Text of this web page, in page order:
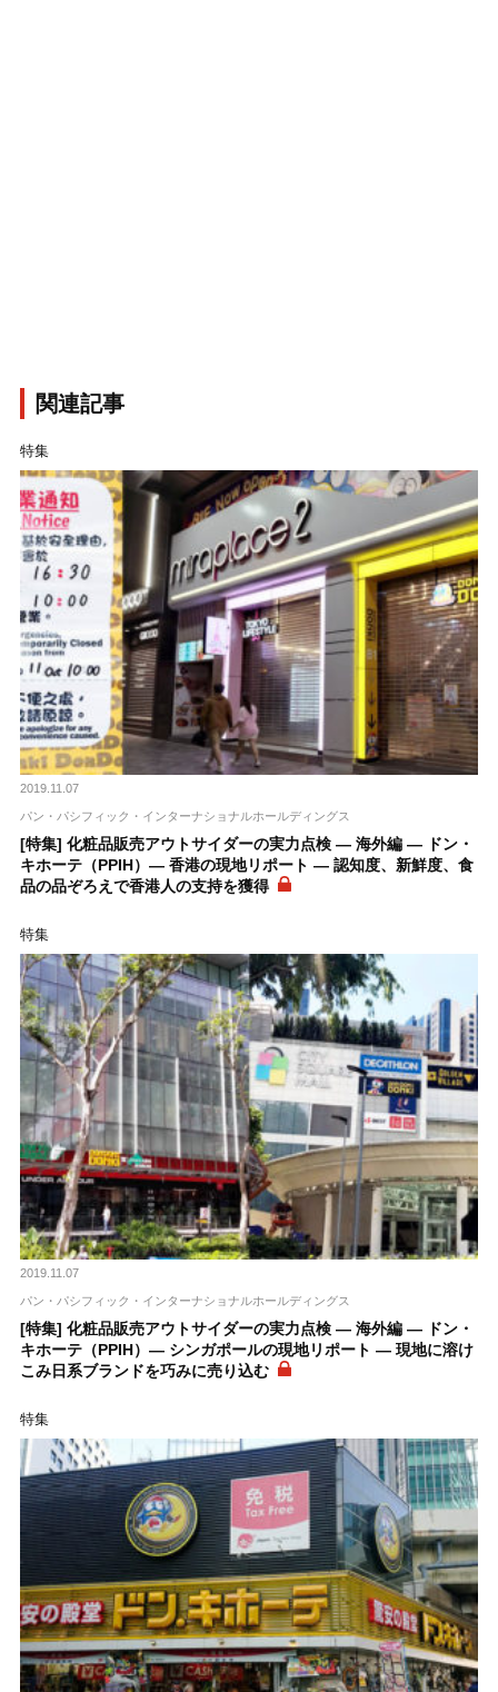
関連記事
特集
2019.11.07
パン・パシフィック・インターナショナルホールディングス
[特集] 化粧品販売アウトサイダーの実力点検 ― 海外編 ― ドン・
キホーテ（PPIH）― 香港の現地リポート ― 認知度、新鮮度、食
品の品ぞろえで香港人の支持を獲得
特集
2019.11.07
パン・パシフィック・インターナショナルホールディングス
[特集] 化粧品販売アウトサイダーの実力点検 ― 海外編 ― ドン・
キホーテ（PPIH）― シンガポールの現地リポート ― 現地に溶け
こみ日系ブランドを巧みに売り込む
特集